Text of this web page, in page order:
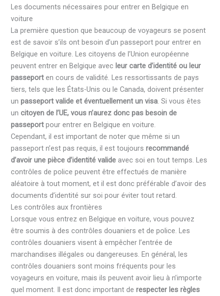
Les documents nécessaires pour entrer en Belgique en
voiture
La première question que beaucoup de voyageurs se posent
est de savoir s’ils ont besoin d’un passeport pour entrer en
Belgique en voiture. Les citoyens de l’Union européenne
peuvent entrer en Belgique avec leur carte d’identité ou leur
passeport en cours de validité. Les ressortissants de pays
tiers, tels que les États-Unis ou le Canada, doivent présenter
unpasseport valide et éventuellement un visa. Si vous êtes
uncitoyen de l’UE, vous n’aurez donc pas besoin de
passeportpour entrer en Belgique en voiture.
Cependant, il est important de noter que même si un
passeport n’est pas requis, il est toujoursrecommandé
d’avoir une pièce d’identité valide avec soi en tout temps. Les
contrôles de police peuvent être effectués de manière
aléatoire à tout moment, et il est donc préférable d’avoir des
documents d’identité sur soi pour éviter tout retard.
Les contrôles aux frontières
Lorsque vous entrez en Belgique en voiture, vous pouvez
être soumis à des contrôles douaniers et de police. Les
contrôles douaniers visent à empêcher l’entrée de
marchandises illégales ou dangereuses. En général, les
contrôles douaniers sont moins fréquents pour les
voyageurs en voiture, mais ils peuvent avoir lieu à n’importe
quel moment. Il est donc important derespecter les règles